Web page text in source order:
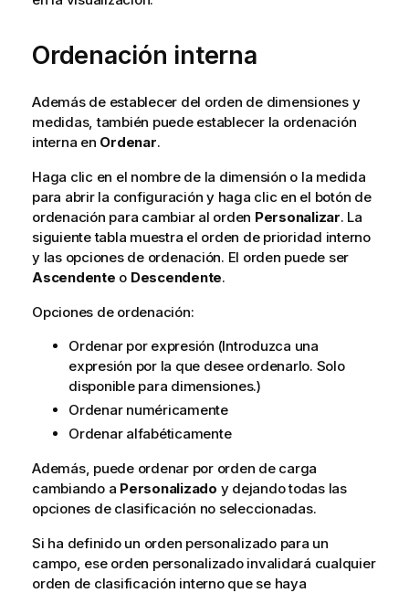
Ordenación interna
Además de establecer del orden de dimensiones y
medidas, también puede establecer la ordenación
interna en Ordenar.
Haga clic en el nombre de la dimensión o la medida
para abrir la configuración y haga clic en el botón de
ordenación para cambiar al orden Personalizar. La
siguiente tabla muestra el orden de prioridad interno
y las opciones de ordenación. El orden puede ser
Ascendente o Descendente.
Opciones de ordenación:
Ordenar por expresión (Introduzca una
expresión por la que desee ordenarlo. Solo
disponible para dimensiones.)
Ordenar numéricamente
Ordenar alfabéticamente
Además, puede ordenar por orden de carga
cambiando a Personalizado y dejando todas las
opciones de clasificación no seleccionadas.
Si ha definido un orden personalizado para un
campo, ese orden personalizado invalidará cualquier
orden de clasificación interno que se haya